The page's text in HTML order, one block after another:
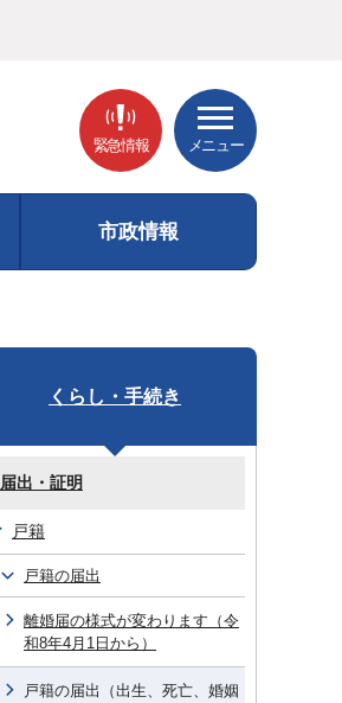
緊急情報 メニュー
市政情報
くらし・手続き
届出・証明
戸籍
戸籍の届出
離婚届の様式が変わります（令
和8年4月1日から）
戸籍の届出（出生、死亡、婚姻